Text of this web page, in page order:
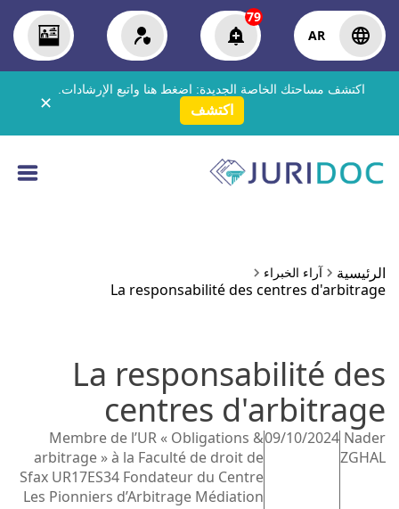
AR
79
اكتشف مساحتك الخاصة الجديدة: اضغط هنا واتبع الإرشادات.
اكتشف ✕
الرئيسية آراء الخبراء
La responsabilité des centres d'arbitrage
La responsabilité des
centres d'arbitrage
Nader
ZGHAL
09/10/2024
Membre de l’UR « Obligations &
arbitrage » à la Faculté de droit de
Sfax UR17ES34 Fondateur du Centre
Les Pionniers d’Arbitrage Médiation